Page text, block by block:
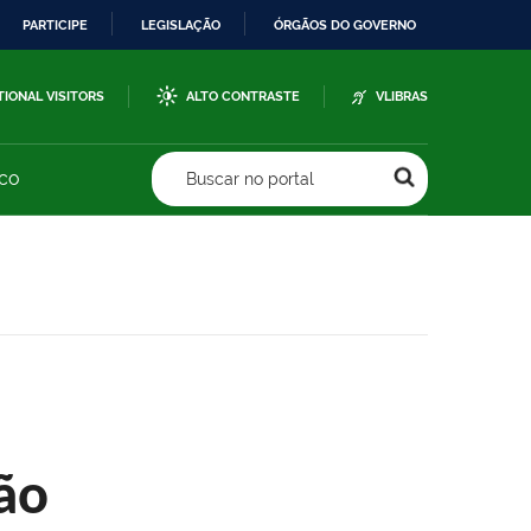
PARTICIPE LEGISLAÇÃO ÓRGÃOS DO GOVERNO
VISITORS ALTO CONTRASTE VLIBRAS
Buscar no portal